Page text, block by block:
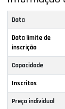
Data
Data limite de
inscrição
Capacidade
Inscritos
Preço individual